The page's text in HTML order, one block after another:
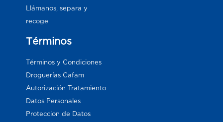
Llámanos, separa y
recoge
Términos
Términos y Condiciones
Droguerías Cafam
Autorización Tratamiento
Datos Personales
Proteccion de Datos